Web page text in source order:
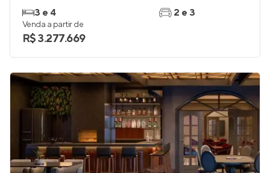
3 e 4
2 e 3
Venda a partir de
R$ 3.277.669